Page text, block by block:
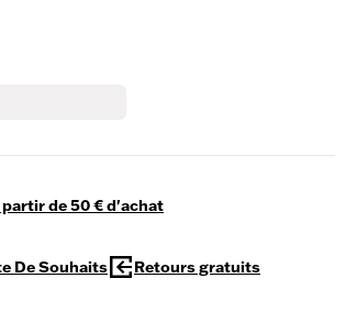
de 50 € d'achat
De Souhaits Retours gratuits